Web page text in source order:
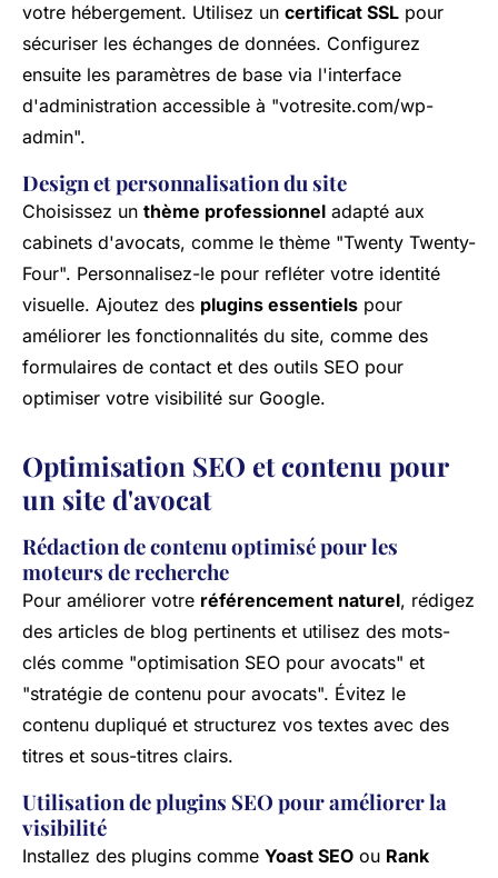
votre hébergement. Utilisez un certificat SSL pour
sécuriser les échanges de données. Configurez
ensuite les paramètres de base via l'interface
d'administration accessible à "votresite.com/wp-
admin".
Design et personnalisation du site
Choisissez un thème professionnel adapté aux
cabinets d'avocats, comme le thème "Twenty Twenty-
Four". Personnalisez-le pour refléter votre identité
visuelle. Ajoutez des plugins essentiels pour
améliorer les fonctionnalités du site, comme des
formulaires de contact et des outils SEO pour
optimiser votre visibilité sur Google.
Optimisation SEO et contenu pour
un site d'avocat
Rédaction de contenu optimisé pour les
moteurs de recherche
Pour améliorer votre référencement naturel, rédigez
des articles de blog pertinents et utilisez des mots-
clés comme "optimisation SEO pour avocats" et
"stratégie de contenu pour avocats". Évitez le
contenu dupliqué et structurez vos textes avec des
titres et sous-titres clairs.
Utilisation de plugins SEO pour améliorer la
visibilité
Installez des plugins comme Yoast SEO ou Rank